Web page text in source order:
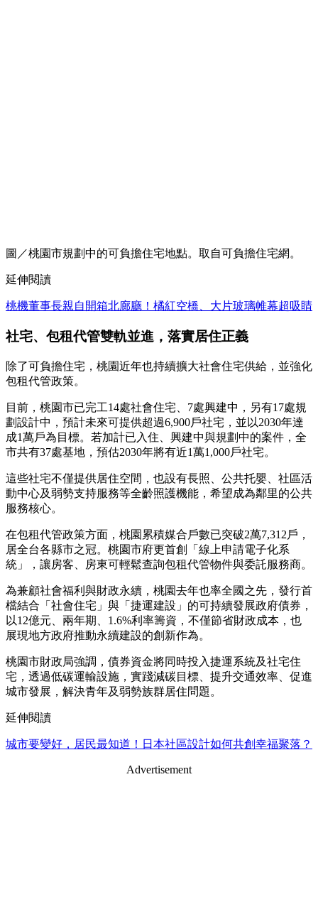
圖／桃園市規劃中的可負擔住宅地點。取自可負擔住宅網。
延伸閱讀
桃機董事長親自開箱北廊廳！橘紅空橋、大片玻璃帷幕超吸睛
社宅、包租代管雙軌並進，落實居住正義
除了可負擔住宅，桃園近年也持續擴大社會住宅供給，並強化
包租代管政策。
目前，桃園市已完工14處社會住宅、7處興建中，另有17處規
劃設計中，預計未來可提供超過6,900戶社宅，並以2030年達
成1萬戶為目標。若加計已入住、興建中與規劃中的案件，全
市共有37處基地，預估2030年將有近1萬1,000戶社宅。
這些社宅不僅提供居住空間，也設有長照、公共托嬰、社區活
動中心及弱勢支持服務等全齡照護機能，希望成為鄰里的公共
服務核心。
在包租代管政策方面，桃園累積媒合戶數已突破2萬7,312戶，
居全台各縣市之冠。桃園市府更首創「線上申請電子化系
統」，讓房客、房東可輕鬆查詢包租代管物件與委託服務商。
為兼顧社會福利與財政永續，桃園去年也率全國之先，發行首
檔結合「社會住宅」與「捷運建設」的可持續發展政府債券，
以12億元、兩年期、1.6%利率籌資，不僅節省財政成本，也
展現地方政府推動永續建設的創新作為。
桃園市財政局強調，債券資金將同時投入捷運系統及社宅住
宅，透過低碳運輸設施，實踐減碳目標、提升交通效率、促進
城市發展，解決青年及弱勢族群居住問題。
延伸閱讀
城市要變好，居民最知道！日本社區設計如何共創幸福聚落？
Advertisement